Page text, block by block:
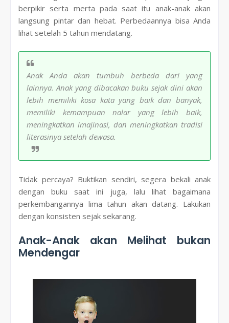
berpikir serta merta pada saat itu anak-anak akan
langsung pintar dan hebat. Perbedaannya bisa Anda
lihat setelah 5 tahun mendatang.
Anak Anda akan tumbuh berbeda dari yang
lainnya. Anak yang dibacakan buku sejak dini akan
lebih memiliki kosa kata yang baik dan banyak,
memiliki kemampuan nalar yang lebih baik,
meningkatkan imajinasi, dan meningkatkan tradisi
literasinya setelah dewasa.
Tidak percaya? Buktikan sendiri, segera bekali anak
dengan buku saat ini juga, lalu lihat bagaimana
perkembangannya lima tahun akan datang. Lakukan
dengan konsisten sejak sekarang.
Anak-Anak akan Melihat bukan
Mendengar